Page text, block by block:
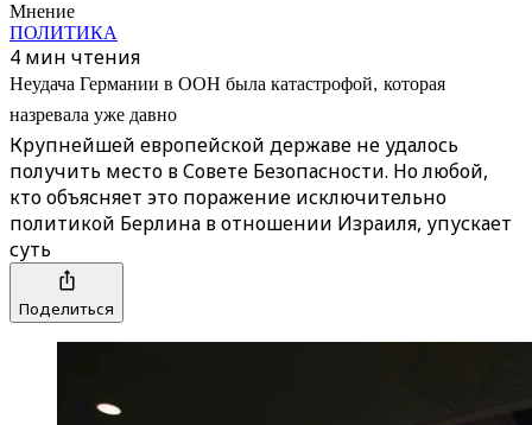
Мнение
ПОЛИТИКА
4 мин чтения
Неудача Германии в ООН была катастрофой, которая
назревала уже давно
Крупнейшей европейской державе не удалось
получить место в Совете Безопасности. Но любой,
кто объясняет это поражение исключительно
политикой Берлина в отношении Израиля, упускает
суть
Поделиться